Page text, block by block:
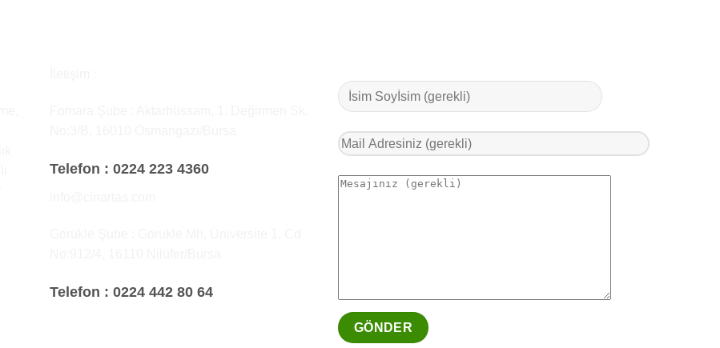
Telefon : 0224 223 4360
Telefon : 0224 442 80 64